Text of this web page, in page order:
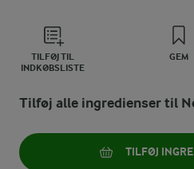
TILFØJ TIL
INDKØBSLISTE
GEM
Tilføj alle ingredienser til
TILFØJ